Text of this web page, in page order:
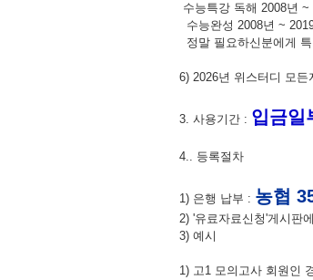
수능특강 독해 2008년 ~
수능완성 2008년 ~
정말 필요하신분에게
6) 2026년 위스터디 모든
3. 사용기간 : 입금일
4.. 등록절차
1) 은행 납부 : 농협
2) '유료자료신청'게시판
3) 예시
1) 고1 모의고사 회원인